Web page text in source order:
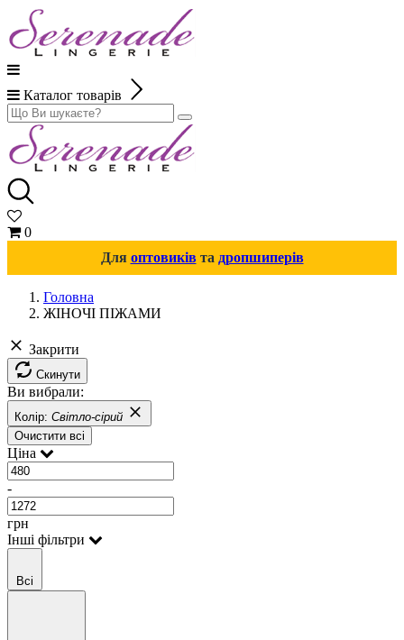
Каталог товарів
0
Для оптовиківта дропшиперів
Головна
ЖІНОЧІ ПІЖАМИ
Закрити
Скинути
Ви вибрали:
Колір: Світло-сірий
Очистити всі
Ціна
-
грн
Інші фільтри
Всі